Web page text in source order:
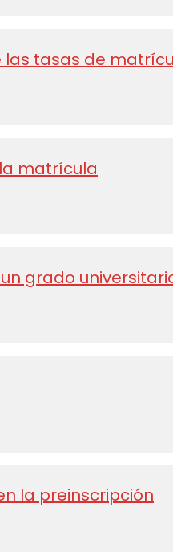
las tasas de
matrícula
grado
la preinscripción